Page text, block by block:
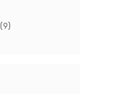
(9)